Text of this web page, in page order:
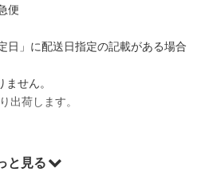
便
日」に配送日指定の記載がある場合
せん。
出荷します。
と見る